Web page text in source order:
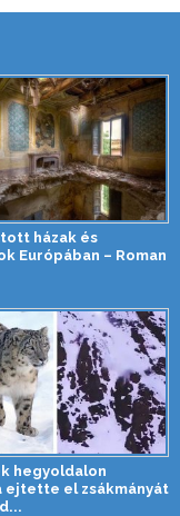
házak és
Európában – Roman
hegyoldalon
ejtette el zsákmányát